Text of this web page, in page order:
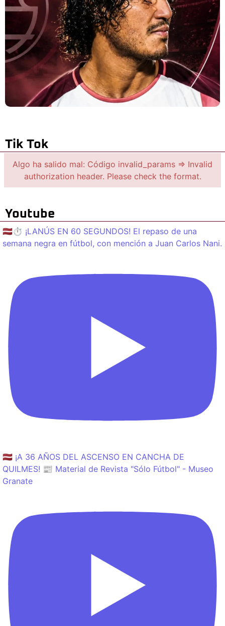
Tik Tok
Algo ha salido mal: Código invalid_params => Invalid
authorization header. Please check the format.
Youtube
🇱🇻⏱️ ¡LANÚS EN 60 SEGUNDOS! El repaso de una
semana negra en fútbol, con mención a Juan Carlos Nani.
🇱🇻 ¡A 36 AÑOS DEL ASCENSO EN CANCHA DE
QUILMES! 📰 Material de Revista "Sólo Fútbol" - Museo
Granate